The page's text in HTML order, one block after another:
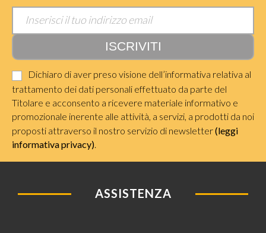
Dichiaro di aver preso visione dell’informativa relativa al
trattamento dei dati personali effettuato da parte del
Titolare e acconsento a ricevere materiale informativo e
promozionale inerente alle attività, a servizi, a prodotti da noi
proposti attraverso il nostro servizio di newsletter(leggi
informativa privacy)
ASSISTENZA